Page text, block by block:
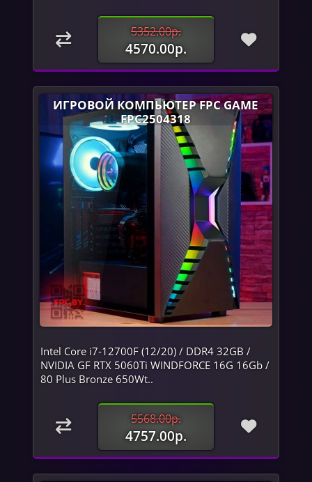
5352.00р.
4570.00р.
ИГРОВОЙ КОМПЬЮТЕР FPC GAME
FPC2504318
Intel Core i7-12700F (12/20) / DDR4 32GB /
NVIDIA GF RTX 5060Ti WINDFORCE 16G 16Gb /
80 Plus Bronze 650Wt..
5568.00р.
4757.00р.